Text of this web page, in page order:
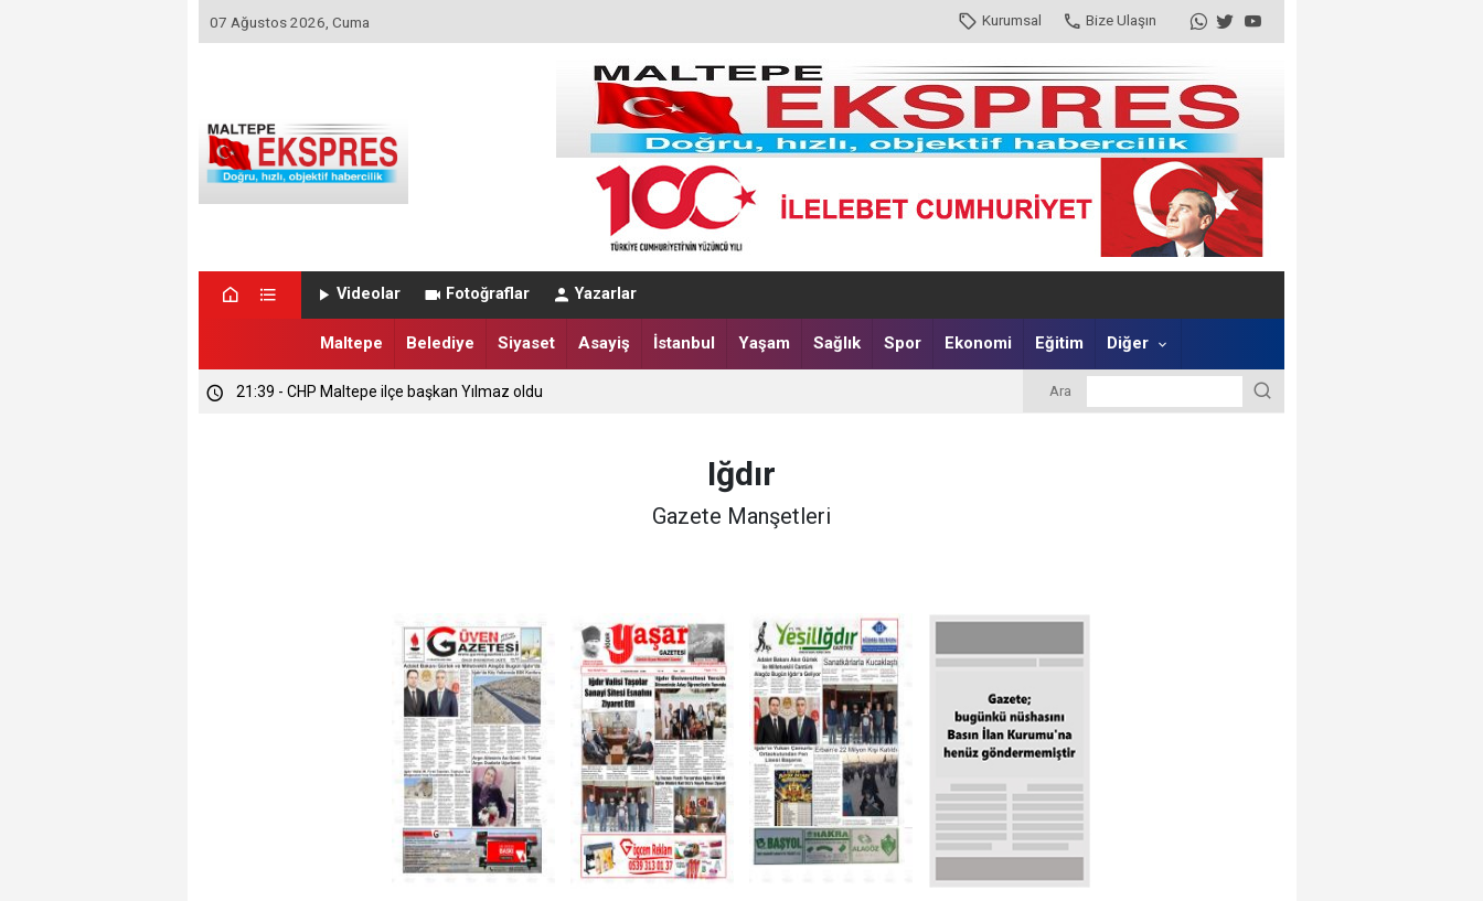
07 Ağustos 2026, Cuma Kurumsal Bize Ulaşın
Videolar Fotoğraflar Yazarlar
Maltepe Belediye Siyaset Asayiş İstanbul Yaşam Sağlık Spor Ekonomi Eğitim Diğer
21:39 - CHP Maltepe ilçe başkan Yılmaz oldu Ara
Iğdır
Gazete Manşetleri